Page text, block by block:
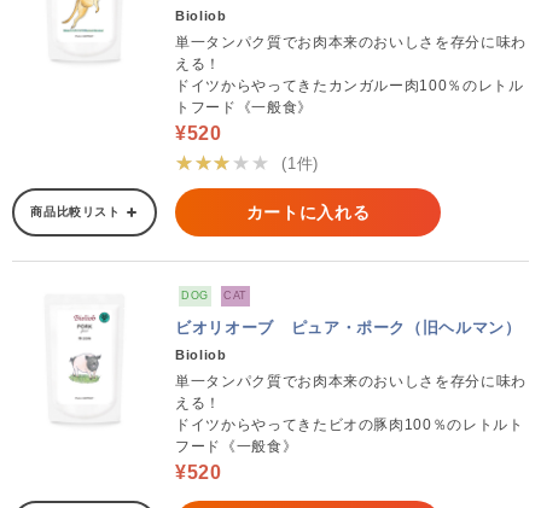
Bioliob
単一タンパク質でお肉本来のおいしさを存分に味わ
える！
ドイツからやってきたカンガルー肉100％のレトル
トフード《一般食》
¥520
★★★★★
(1件)
商品比較リスト カートに入れる
DOG CAT
ビオリオーブ ピュア・ポーク（旧ヘルマン）
Bioliob
単一タンパク質でお肉本来のおいしさを存分に味わ
える！
ドイツからやってきたビオの豚肉100％のレトルト
フード《一般食》
¥520